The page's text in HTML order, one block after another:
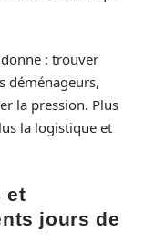
: trouver
déménageurs,
la pression. Plus
la logistique et
et
jours de